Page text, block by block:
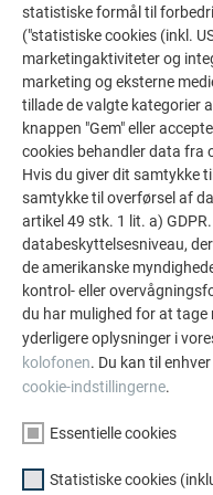
MAN HOLDER
Teamet omkring Magnus
AB formåede med
arkitektoniske projekt i
montering og
isende kulde er
kunne næsten ikke
blålige lys, hvorfor de
håndværkere planlagde
arkitekterne havde kun
Rahkola understreger
statistiske formål til
("statistiske cookies (inkl.
marketingaktiviteter og
marketing og eksterne
tillade de valgte kategorier
knappen "Gem" eller
cookies behandler data fra
Hvis du giver dit samtykke
samtykke til overførsel af
artikel 49 stk. 1 lit. a)
databeskyttelsesniveau,
de amerikanske
kontrol- eller
du har mulighed for at tage
yderligere oplysninger i
kolofonen. Du kan til
cookie-indstillingerne.
Essentielle cookies
Statistiske cookies